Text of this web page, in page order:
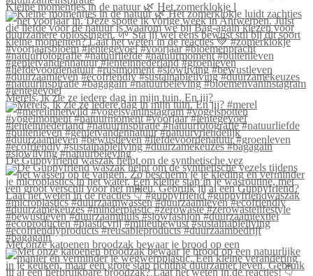
Kleine momentjes in de natuur 🌿 Het zomerklokje l
Merels, ik zie ze iedere dag in mijn tuin. En jij?
De Guppyfriend waszak helpt om de synthetische vez
Met onze katoenen broodzak bewaar je brood op een